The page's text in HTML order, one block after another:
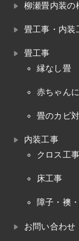
柳瀬畳内装の
畳工事・内装
畳工事
縁なし畳
赤ちゃん
畳のカビ
内装工事
クロス工事
床工事
障子・襖
お問い合わせ